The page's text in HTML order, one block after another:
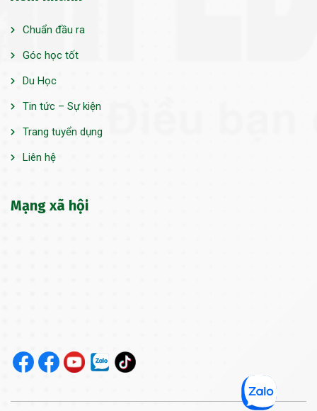
Chuẩn đầu ra
Góc học tốt
Du Học
Tin tức – Sự kiện
Trang tuyển dụng
Liên hệ
Mạng xã hội